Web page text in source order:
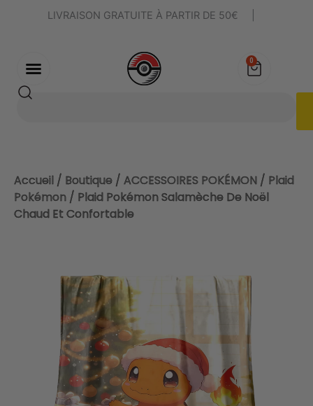
LIVRAISON GRATUITE À PARTIR DE 50€
0
Panier
Rechercher
Accueil / Boutique / ACCESSOIRES POKÉMON / Plaid
Pokémon / Plaid Pokémon Salamèche De Noël
Chaud Et Confortable